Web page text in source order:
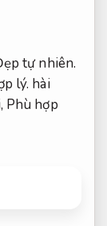
tự nhiên.
lý. hài
Phù hợp